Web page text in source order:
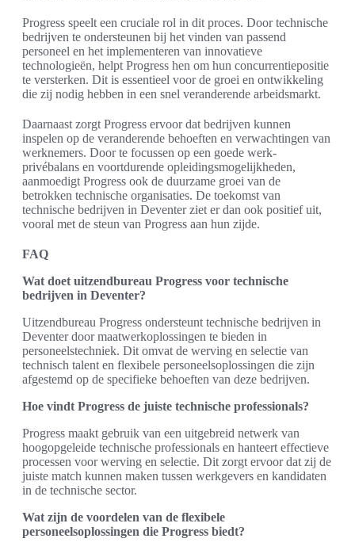
Progress speelt een cruciale rol in dit proces. Door technische
bedrijven te ondersteunen bij het vinden van passend
personeel en het implementeren van innovatieve
technologieën, helpt Progress hen om hun concurrentiepositie
te versterken. Dit is essentieel voor de groei en ontwikkeling
die zij nodig hebben in een snel veranderende arbeidsmarkt.
Daarnaast zorgt Progress ervoor dat bedrijven kunnen
inspelen op de veranderende behoeften en verwachtingen van
werknemers. Door te focussen op een goede werk-
privébalans en voortdurende opleidingsmogelijkheden,
aanmoedigt Progress ook de duurzame groei van de
betrokken technische organisaties. De toekomst van
technische bedrijven in Deventer ziet er dan ook positief uit,
vooral met de steun van Progress aan hun zijde.
FAQ
Wat doet uitzendbureau Progress voor technische
bedrijven in Deventer?
Uitzendbureau Progress ondersteunt technische bedrijven in
Deventer door maatwerkoplossingen te bieden in
personeelstechniek. Dit omvat de werving en selectie van
technisch talent en flexibele personeelsoplossingen die zijn
afgestemd op de specifieke behoeften van deze bedrijven.
Hoe vindt Progress de juiste technische professionals?
Progress maakt gebruik van een uitgebreid netwerk van
hoogopgeleide technische professionals en hanteert effectieve
processen voor werving en selectie. Dit zorgt ervoor dat zij de
juiste match kunnen maken tussen werkgevers en kandidaten
in de technische sector.
Wat zijn de voordelen van de flexibele
personeelsoplossingen die Progress biedt?